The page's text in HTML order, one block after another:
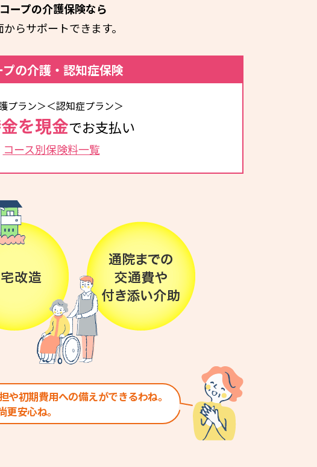
コープの介護保険なら
らサポートできます。
プの介護・認知症保険
プラン＞＜認知症プラン＞
を現金でお支払い
コース別保険料一覧
初期費用への備えができるわね。
安心ね。